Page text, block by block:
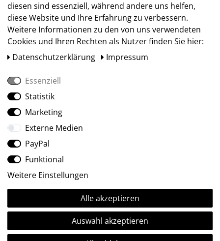
Social Media
Ⓒ2009-2026 ARTland GmbH • Alle Rechte vorbehalten.
diesen sind essenziell, während andere uns helfen,
diese Website und Ihre Erfahrung zu verbessern.
Weitere Informationen zu den von uns verwendeten
Cookies und Ihren Rechten als Nutzer finden Sie hier:
Daten­schutz­erklärung
Impressum
Essenziell
Statistik
Marketing
Externe Medien
PayPal
Funktional
Weitere Einstellungen
Alle akzeptieren
Auswahl akzeptieren